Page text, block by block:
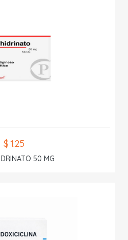
$ 1.25
50 MG